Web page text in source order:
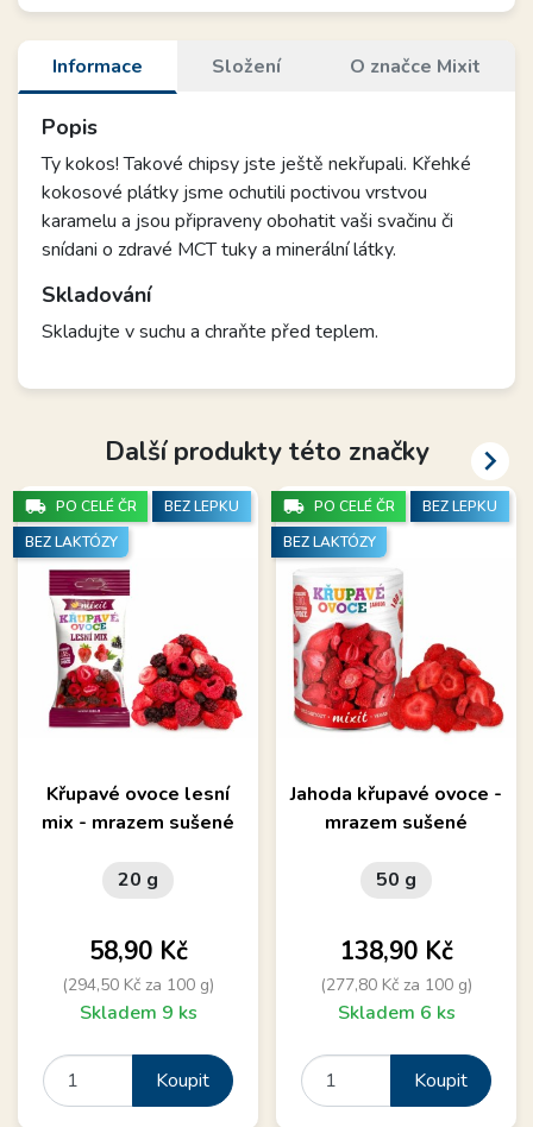
Informace Složení O značce Mixit
Popis
Ty kokos! Takové chipsy jste ještě nekřupali. Křehké
kokosové plátky jsme ochutili poctivou vrstvou
karamelu a jsou připraveny obohatit vaši svačinu či
snídani o zdravé MCT tuky a minerální látky.
Skladování
Skladujte v suchu a chraňte před teplem.
Další produkty této značky
Křupavé ovoce lesní
mix - mrazem sušené
20 g
Cena
58,90 Kč
(294,50 Kč za 100 g)
Skladem 9 ks
Koupit
local_shipping PO CELÉ ČR
BEZ LEPKU
BEZ LAKTÓZY
Jahoda křupavé ovoce -
mrazem sušené
50 g
Cena
138,90 Kč
(277,80 Kč za 100 g)
Skladem 6 ks
Koupit
local_shipping PO CELÉ ČR
BEZ LEPKU
BEZ LAKTÓZY
